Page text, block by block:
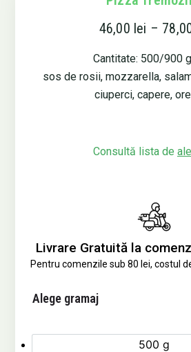
46,00 lei –
Cantitate: 500/900
sos de rosii, mozzarella,
ciuperci, capere,
Consultă lista de
Livrare Gratuită la
Pentru comenzile sub 80 lei, costul
Alege gramaj
500 g
Cantitate
Pizza